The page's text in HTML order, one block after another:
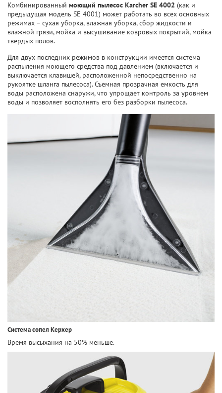
Комбинированный моющий пылесос Karcher SE 4002 (как и
предыдущая модель SE 4001) может работать во всех основных
режимах – сухая уборка, влажная уборка, сбор жидкости и
влажной грязи, мойка и высушивание ковровых покрытий, мойка
твердых полов.
Для двух последних режимов в конструкции имеется система
распыления моющего средства под давлением (включается и
выключается клавишей, расположенной непосредственно на
рукоятке шланга пылесоса). Съемная прозрачная емкость для
воды расположена снаружи, что упрощает контроль за уровнем
воды и позволяет восполнять его без разборки пылесоса.
Система сопел Керхер
Время высыхания на 50% меньше.